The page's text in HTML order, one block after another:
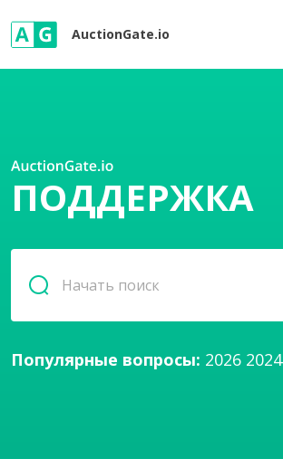
AuctionGate.io
ПОДДЕРЖКА
Популярные вопросы: 2026 2024